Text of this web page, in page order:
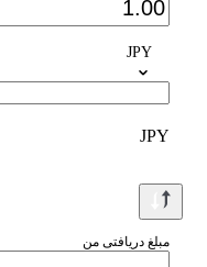
JPY
JPY
مبلغ دریافتی من